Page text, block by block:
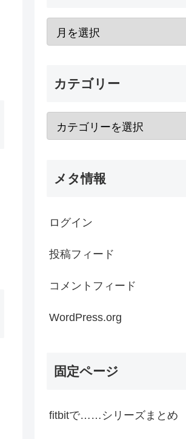
カテゴリー
メタ情報
ログイン
投稿フィード
コメントフィード
WordPress.org
固定ページ
fitbitで……シリーズまとめ